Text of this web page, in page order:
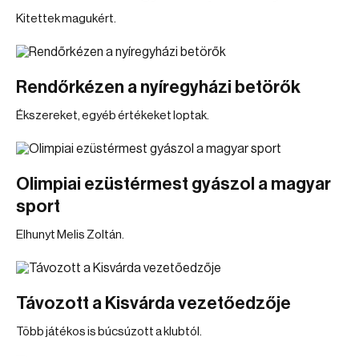
Kitettek magukért.
Rendőrkézen a nyíregyházi betörők
Ékszereket, egyéb értékeket loptak.
Olimpiai ezüstérmest gyászol a magyar
sport
Elhunyt Melis Zoltán.
Távozott a Kisvárda vezetőedzője
Több játékos is búcsúzott a klubtól.